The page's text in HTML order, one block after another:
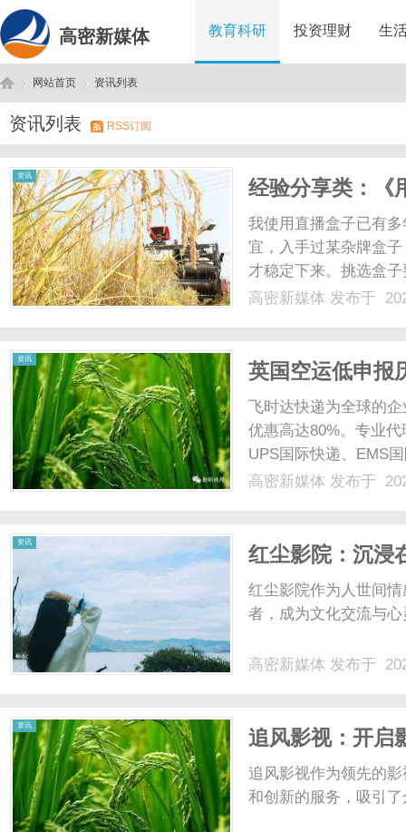
高密新媒体 教育科研 投资理财 生
高 ›
网站首页
›
资讯列表
资讯列表 RSS订阅
资讯
经验分享类：《
巧》
我使用直播盒子已有
宜，入手过某杂牌盒
才稳定下来。挑选盒
号。比如搭载
高密新媒体 发布于
资讯
英国空运低申报
何修正申报解除
网
飞时达快递为全球的
优惠高达80%。专业
UPS国际快递、EMS
业务。欧洲.美洲.非洲
高密新媒体 发布于
资讯
红尘影院：沉浸
红尘影院作为人世间
者，成为文化交流与
高密新媒体 发布于
资讯
追风影视：开启
追风影视作为领先的
和创新的服务，吸引